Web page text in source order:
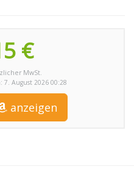
€
MwSt.
August 2026 00:28
anzeigen